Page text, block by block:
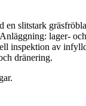
en slitstark
lager-
inspektion av
dränering.